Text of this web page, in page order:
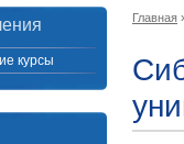
курсы
Главная